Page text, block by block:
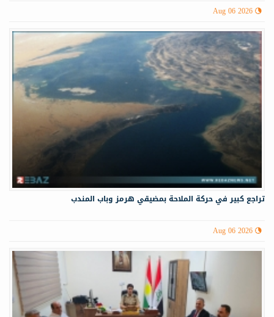
Aug 06 2026
تراجع كبير في حركة الملاحة بمضيقي هرمز وباب المندب
Aug 06 2026